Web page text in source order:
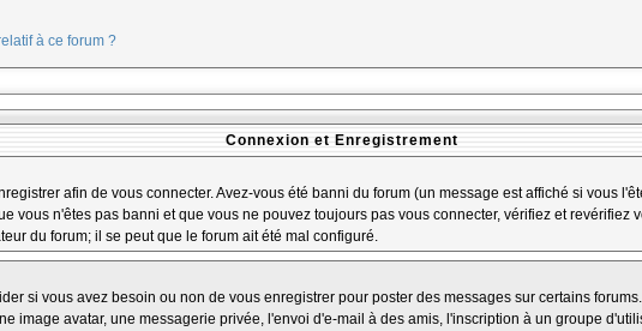
à ce forum ?
Connexion et Enregistrement
afin de vous connecter. Avez-vous été banni du forum (un message est affiché si vous
vous n'êtes pas banni et que vous ne pouvez toujours pas vous connecter, vérifiez et
du forum; il se peut que le forum ait été mal configuré.
si vous avez besoin ou non de vous enregistrer pour poster des messages sur certains
image avatar, une messagerie privée, l'envoi d'e-mail à des amis, l'inscription à un groupe